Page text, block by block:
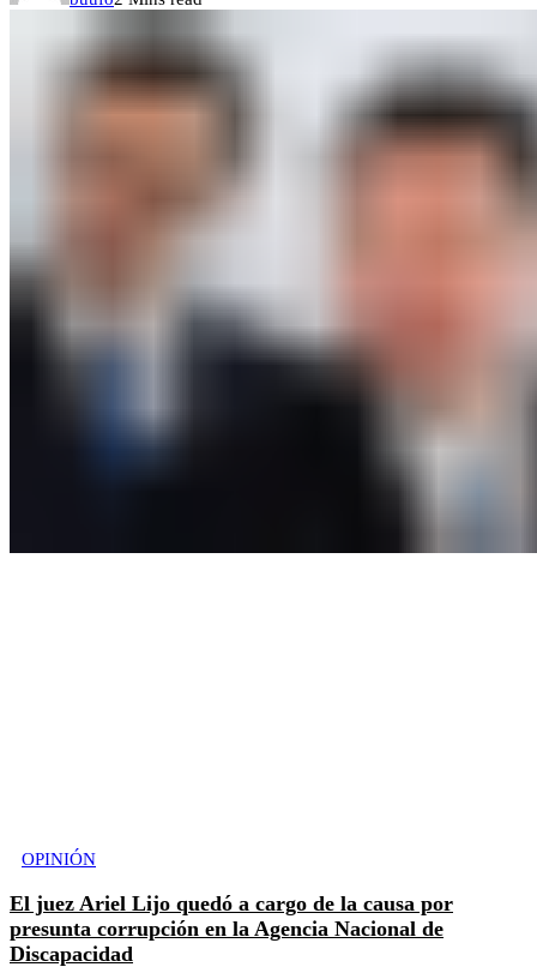
OPINIÓN
El juez Ariel Lijo quedó a cargo de la causa por
presunta corrupción en la Agencia Nacional de
Discapacidad